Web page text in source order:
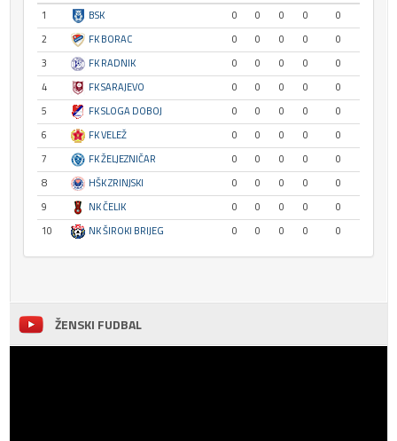
1
BSK 0 0 0 0
0
2
FK BORAC 0 0 0 0
0
3
FK RADNIK 0 0 0 0
0
4
FK SARAJEVO 0 0 0 0
0
5
FK SLOGA DOBOJ 0 0 0 0
0
6
FK VELEŽ 0 0 0 0
0
7
FK ŽELJEZNIČAR 0 0 0 0
0
8
HŠK ZRINJSKI 0 0 0 0
0
9
NK ČELIK 0 0 0 0
0
10
NK ŠIROKI BRIJEG 0 0 0 0 0
ŽENSKI FUDBAL